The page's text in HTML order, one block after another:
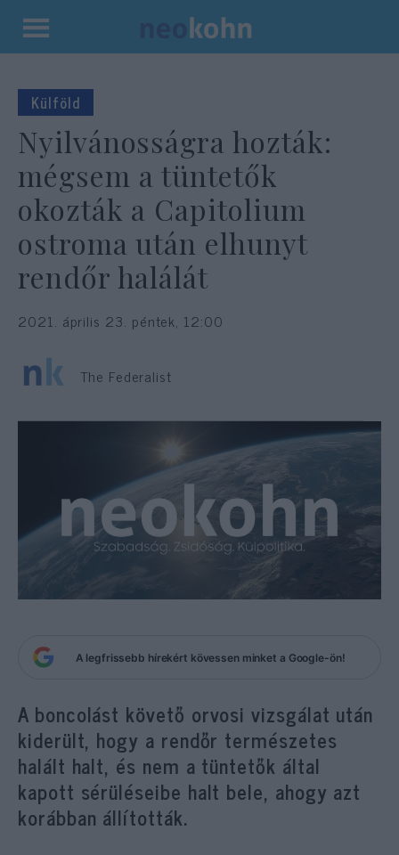
Kilépés
tartalomba
Külföld
Nyilvánosságra hozták:
mégsem a tüntetők
okozták a Capitolium
ostroma után elhunyt
rendőr halálát
2021. április 23. péntek, 12:00
The Federalist
A legfrissebb hírekért kövessen minket a Google-ön!
A boncolást követő orvosi vizsgálat után
kiderült, hogy a rendőr természetes
halált halt, és nem a tüntetők által
kapott sérüléseibe halt bele, ahogy azt
korábban állították.